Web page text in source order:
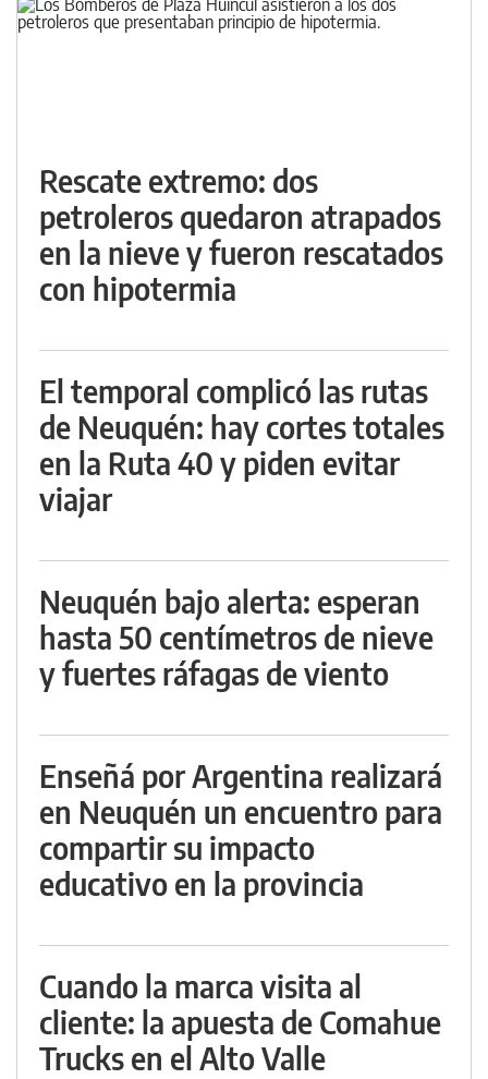
Rescate extremo: dos
petroleros quedaron atrapados
en la nieve y fueron rescatados
con hipotermia
El temporal complicó las rutas
de Neuquén: hay cortes totales
en la Ruta 40 y piden evitar
viajar
Neuquén bajo alerta: esperan
hasta 50 centímetros de nieve
y fuertes ráfagas de viento
Enseñá por Argentina realizará
en Neuquén un encuentro para
compartir su impacto
educativo en la provincia
Cuando la marca visita al
cliente: la apuesta de Comahue
Trucks en el Alto Valle